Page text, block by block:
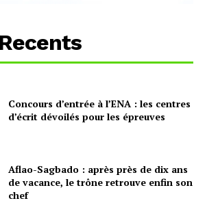
Concours d’entrée à l’ENA : les centres
d’écrit dévoilés pour les épreuves
Aflao-Sagbado : après près de dix ans
de vacance, le trône retrouve enfin son
chef